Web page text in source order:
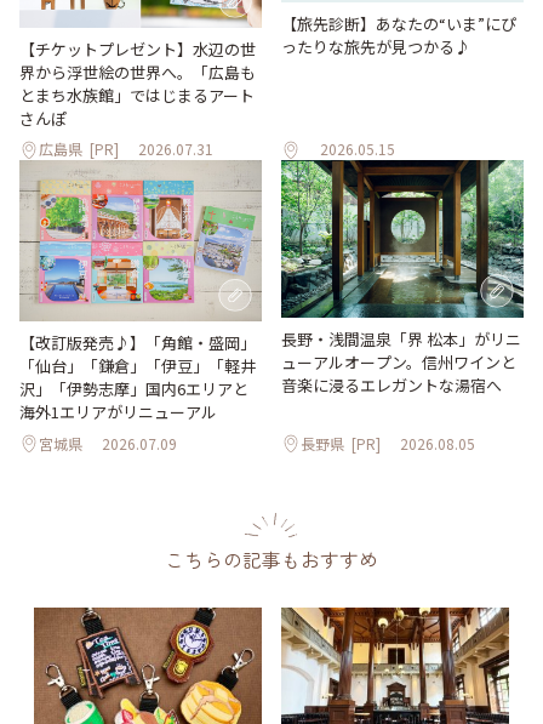
【チケットプレゼント】水辺の世
界から浮世絵の世界へ。「広島も
とまち水族館」ではじまるアート
さんぽ
広島県 [PR] 2026.07.31
【旅先診断】あなたの“いま”にぴ
ったりな旅先が見つかる♪
2026.05.15
【改訂版発売♪】「角館・盛岡」
「仙台」「鎌倉」「伊豆」「軽井
沢」「伊勢志摩」国内6エリアと
海外1エリアがリニューアル
宮城県 2026.07.09
長野・浅間温泉「界 松本」がリニ
ューアルオープン。信州ワインと
音楽に浸るエレガントな湯宿へ
長野県 [PR] 2026.08.05
こちらの記事もおすすめ